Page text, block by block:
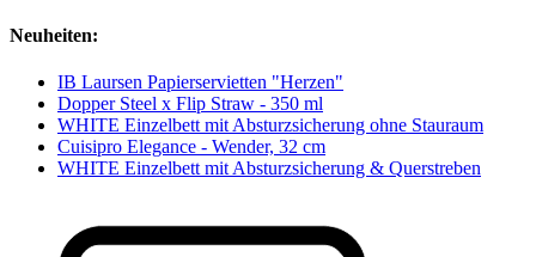
Neuheiten:
IB Laursen Papierservietten "Herzen"
Dopper Steel x Flip Straw - 350 ml
WHITE Einzelbett mit Absturzsicherung ohne Stauraum
Cuisipro Elegance - Wender, 32 cm
WHITE Einzelbett mit Absturzsicherung & Querstreben